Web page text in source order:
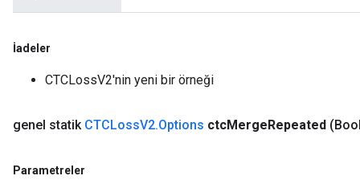
İadeler
CTCLossV2'nin yeni bir örneği
genel statik CTCLossV2.Options ctcMergeRepeated
Parametreler